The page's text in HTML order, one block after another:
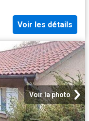
Voir les détails
Voir la photo